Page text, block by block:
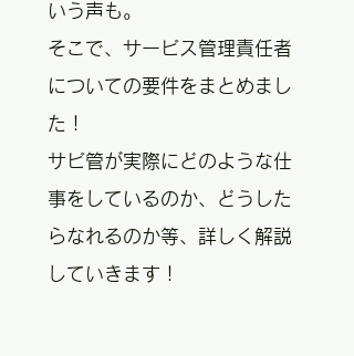
いう声も。
そこで、サービス管理責任者
についての要件をまとめまし
た！
サビ管が実際にどのような仕
事をしているのか、どうした
らなれるのか等、詳しく解説
していきます！